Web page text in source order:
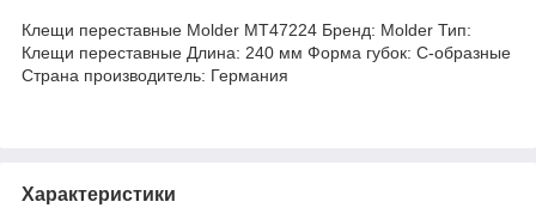
Клещи переставные Molder MT47224 Бренд: Molder Тип:
Клещи переставные Длина: 240 мм Форма губок: C-образные
Страна производитель: Германия
Характеристики